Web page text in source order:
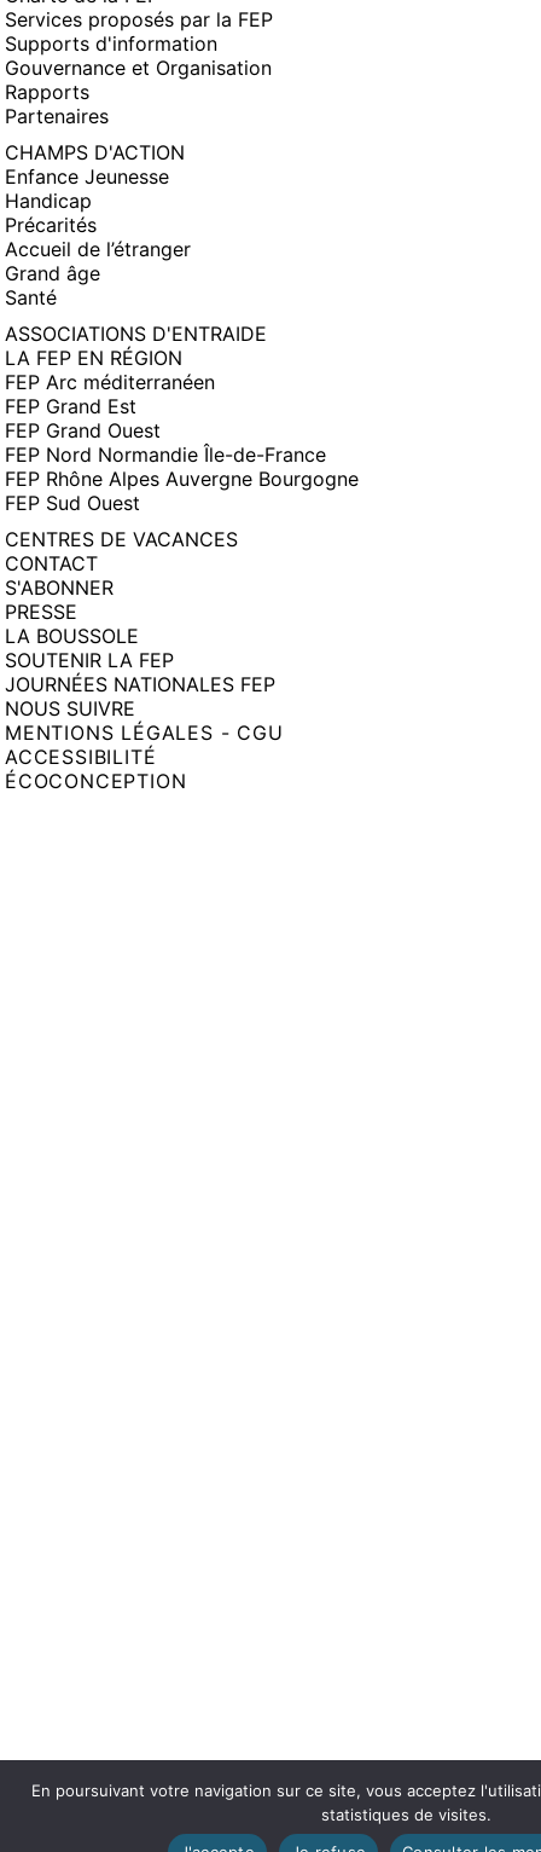
Services proposés par la FEP
Supports d'information
Gouvernance et Organisation
Rapports
Partenaires
CHAMPS D'ACTION
Enfance Jeunesse
Handicap
Précarités
Accueil de l’étranger
Grand âge
Santé
ASSOCIATIONS D'ENTRAIDE
LA FEP EN RÉGION
FEP Arc méditerranéen
FEP Grand Est
FEP Grand Ouest
FEP Nord Normandie Île-de-France
FEP Rhône Alpes Auvergne Bourgogne
FEP Sud Ouest
CENTRES DE VACANCES
CONTACT
S'ABONNER
PRESSE
LA BOUSSOLE
SOUTENIR LA FEP
JOURNÉES NATIONALES FEP
NOUS SUIVRE
MENTIONS LÉGALES - CGU
ACCESSIBILITÉ
ÉCOCONCEPTION
En poursuivant votre navigation sur ce site, vous acceptez
statistiques de visites.